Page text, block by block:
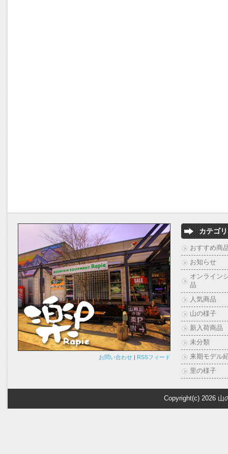
お問い合わせ | RSSフィード
カテゴ
おすすめ商
お知らせ
オンライン
品
人気商品
山の様子
新入荷商品
未分類
来期モデル
里の様子
Copyright(c) 2026 山